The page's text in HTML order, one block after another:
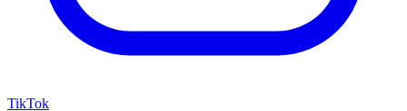
TikTok